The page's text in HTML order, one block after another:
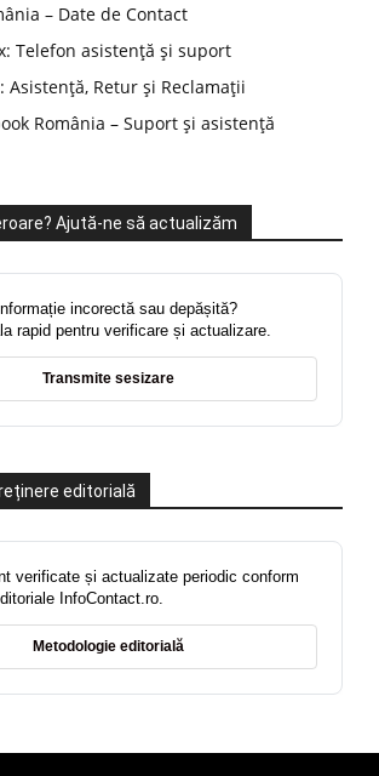
– Date de Contact
Telefon asistență și suport
Asistență, Retur și Reclamații
România – Suport și asistență
Ajută-ne să actualizăm
incorectă sau depășită?
rapid pentru verificare și actualizare.
Transmite sesizare
editorială
verificate și actualizate periodic conform
InfoContact.ro.
Metodologie editorială